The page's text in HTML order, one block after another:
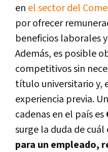
en el sector del
por ofrecer
beneficios laborales
Además, es posible
competitivos sin
título universitario y,
experiencia previa.
cadenas en el país es
surge la duda de cuál
para un empleado,